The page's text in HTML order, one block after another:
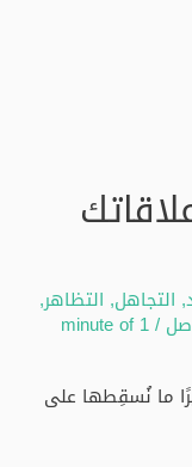
, التجاهل, التظاهر,
/
1 minute of
ما نُسقِطها على